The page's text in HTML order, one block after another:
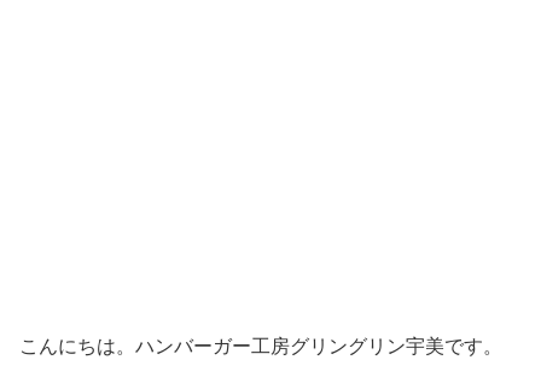
こんにちは。ハンバーガー工房グリングリン宇美です。